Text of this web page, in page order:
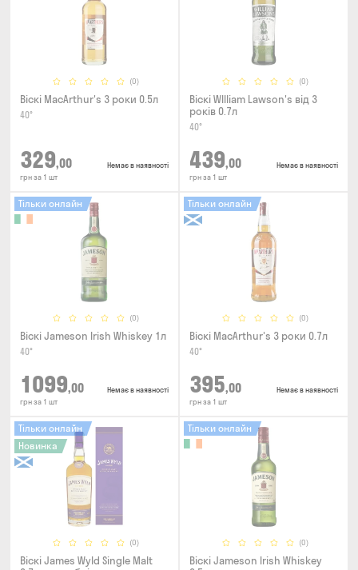
(0)
Віскі MacArthur's 3 роки 0.5л
40°
329,00
грн за 1 шт
Немає в наявності
(0)
Віскі WIlliam Lawson's від 3
років 0.7л
40°
439,00
грн за 1 шт
Немає в наявності
(0)
Тільки онлайн
Віскі Jameson Irish Whiskey 1л
40°
1099,00
грн за 1 шт
Немає в наявності
(0)
Тільки онлайн
Віскі MacArthur's 3 роки 0.7л
40°
395,00
грн за 1 шт
Немає в наявності
(0)
Тільки онлайн
Новинка
Віскі James Wyld Single Malt
(0)
Тільки онлайн
Віскі Jameson Irish Whiskey